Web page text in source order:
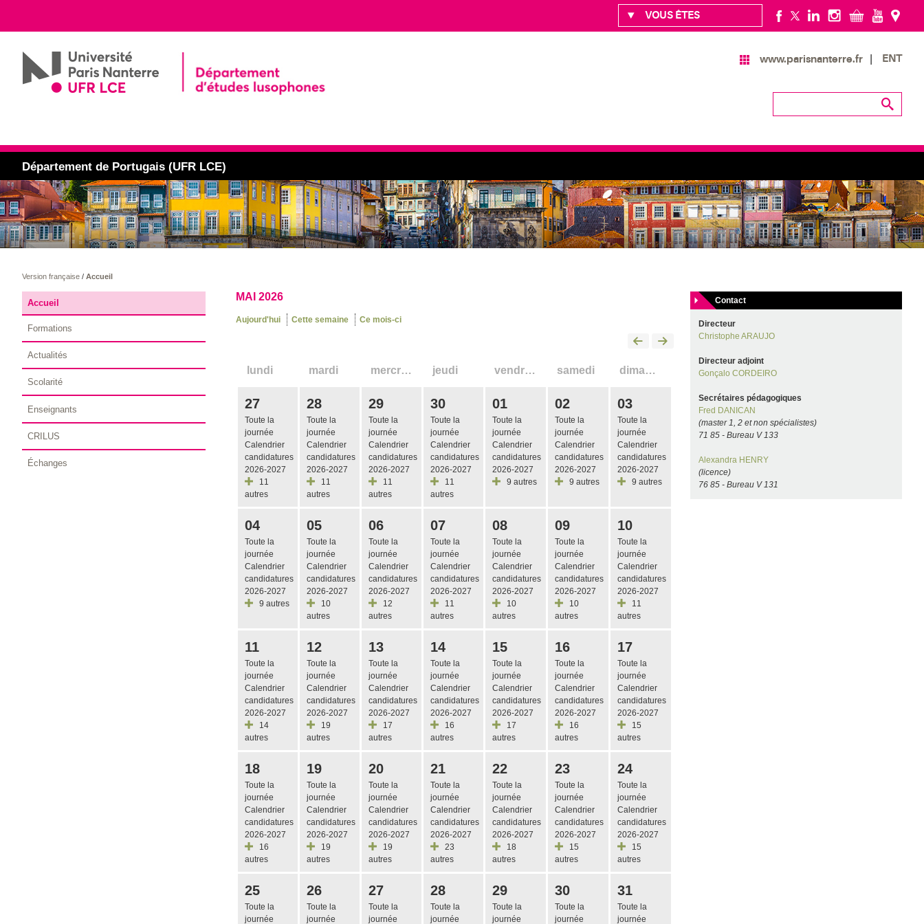
VOUS ÊTES
www.parisnanterre.fr ENT
Département de Portugais (UFR LCE)
Version française/ Accueil
MAI 2026
Aujourd'hui Cette semaine Ce mois-ci
lundi mardi mercredi jeudi vendredi samedi dimanche
27
Toute la
journée
Calendrier
candidatures
2026-2027
11
autres
28
Toute la
journée
Calendrier
candidatures
2026-2027
11
autres
29
Toute la
journée
Calendrier
candidatures
2026-2027
11
autres
30
Toute la
journée
Calendrier
candidatures
2026-2027
11
autres
01
Toute la
journée
Calendrier
candidatures
2026-2027
9 autres
02
Toute la
journée
Calendrier
candidatures
2026-2027
9 autres
03
Toute la
journée
Calendrier
candidatures
2026-2027
9 autres
04
Toute la
journée
Calendrier
candidatures
2026-2027
9 autres
05
Toute la
journée
Calendrier
candidatures
2026-2027
10
autres
06
Toute la
journée
Calendrier
candidatures
2026-2027
12
autres
07
Toute la
journée
Calendrier
candidatures
2026-2027
11
autres
08
Toute la
journée
Calendrier
candidatures
2026-2027
10
autres
09
Toute la
journée
Calendrier
candidatures
2026-2027
10
autres
10
Toute la
journée
Calendrier
candidatures
2026-2027
11
autres
11
Toute la
journée
Calendrier
candidatures
2026-2027
14
autres
12
Toute la
journée
Calendrier
candidatures
2026-2027
19
autres
13
Toute la
journée
Calendrier
candidatures
2026-2027
17
autres
14
Toute la
journée
Calendrier
candidatures
2026-2027
16
autres
15
Toute la
journée
Calendrier
candidatures
2026-2027
17
autres
16
Toute la
journée
Calendrier
candidatures
2026-2027
16
autres
17
Toute la
journée
Calendrier
candidatures
2026-2027
15
autres
18
Toute la
journée
Calendrier
candidatures
2026-2027
16
autres
19
Toute la
journée
Calendrier
candidatures
2026-2027
19
autres
20
Toute la
journée
Calendrier
candidatures
2026-2027
19
autres
21
Toute la
journée
Calendrier
candidatures
2026-2027
23
autres
22
Toute la
journée
Calendrier
candidatures
2026-2027
18
autres
23
Toute la
journée
Calendrier
candidatures
2026-2027
15
autres
24
Toute la
journée
Calendrier
candidatures
2026-2027
15
autres
25
Toute la
journée
26
Toute la
journée
27
Toute la
journée
28
Toute la
journée
29
Toute la
journée
30
Toute la
journée
31
Toute la
journée
Contact
Directeur
Christophe ARAUJO
Directeur adjoint
Gonçalo CORDEIRO
Secrétaires pédagogiques
Fred DANICAN
(master 1, 2 et non spécialistes)
71 85 - Bureau V 133
Alexandra HENRY
(licence)
76 85 - Bureau V 131
Accueil
Formations
Actualités
Scolarité
Enseignants
CRILUS
Échanges